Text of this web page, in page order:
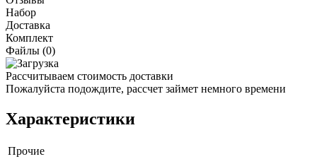
Набор
Доставка
Комплект
Файлы (0)
Рассчитываем стоимость доставки
Пожалуйста подождите, рассчет займет немного времени
Характеристики
Прочие